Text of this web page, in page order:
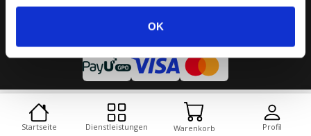
OK
© Copyright 2026 Scala Assistance. Alle Rechte vorbehalten.
Cookies Desktop-Version
Startseite Dienstleistungen Warenkorb Profil